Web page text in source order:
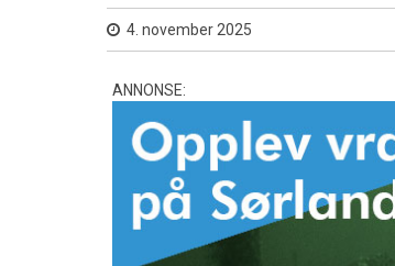
4. november 2025
ANNONSE: